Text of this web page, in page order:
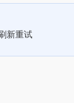
新重试